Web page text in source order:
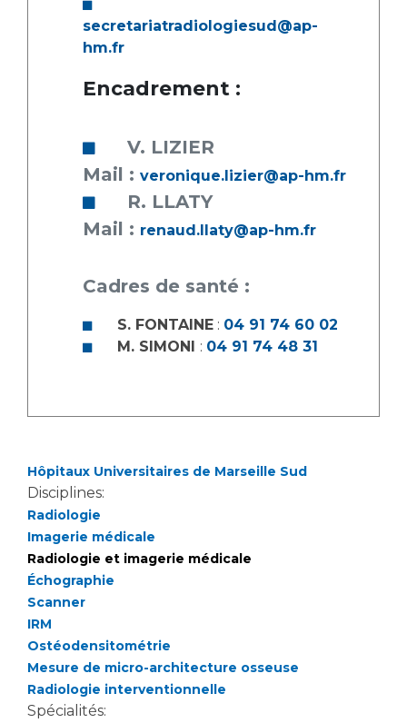
Protection des données
Les recherches en santé à l’AP-HM
Liste des marchés conclus
Documents utiles
secretariatradiologiesud@ap-
hm.fr
Encadrement :
V. LIZIER
Mail : veronique.lizier@ap-hm.fr
R. LLATY
Mail : renaud.llaty@ap-hm.fr
Cadres de santé :
S. FONTAINE : 04 91 74 60 02
M. SIMONI : 04 91 74 48 31
Hôpitaux Universitaires de Marseille Sud
Disciplines:
Radiologie
Imagerie médicale
Radiologie et imagerie médicale
Échographie
Scanner
IRM
Ostéodensitométrie
Mesure de micro-architecture osseuse
Radiologie interventionnelle
Spécialités: